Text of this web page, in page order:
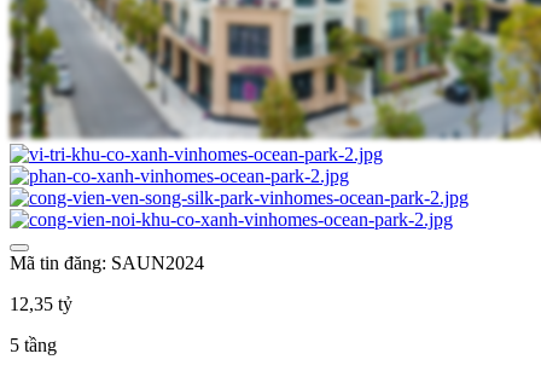
Mã tin đăng: SAUN2024
12,35 tỷ
5 tầng